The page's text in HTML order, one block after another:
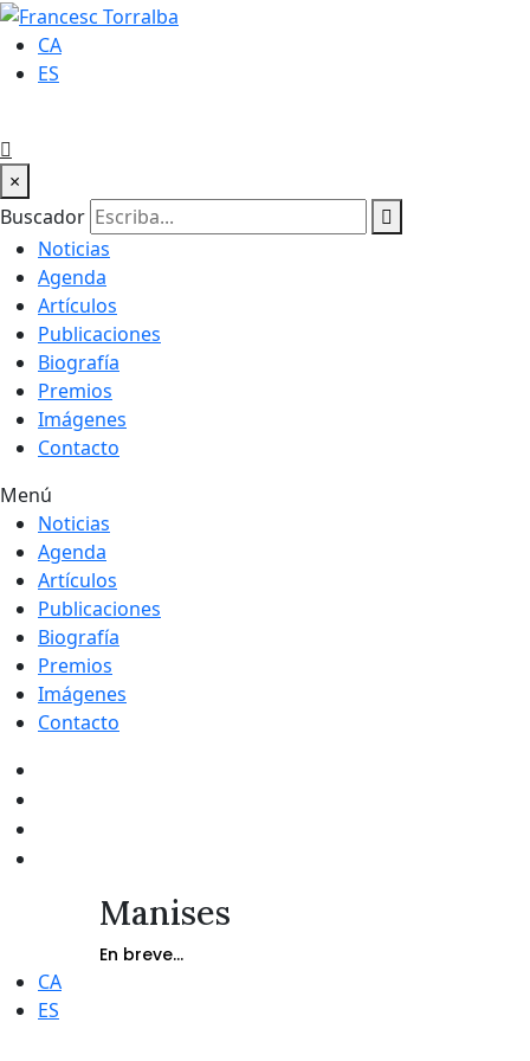
CA
ES
×
Buscador
Noticias
Agenda
Artículos
Publicaciones
Biografía
Premios
Imágenes
Contacto
Menú
Noticias
Agenda
Artículos
Publicaciones
Biografía
Premios
Imágenes
Contacto
Manises
En breve...
CA
ES